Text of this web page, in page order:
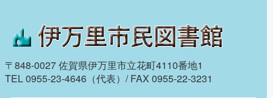
〒848-0027 佐賀県伊万里市立花町4110番地1
TEL 0955-23-4646（代表）/ FAX 0955-22-3231